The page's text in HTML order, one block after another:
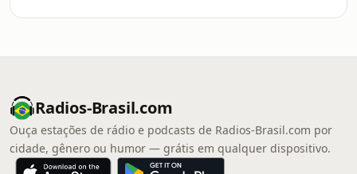
Radios-Brasil.com
Ouça estações de rádio e podcasts de Radios-Brasil.com por
cidade, gênero ou humor — grátis em qualquer dispositivo.